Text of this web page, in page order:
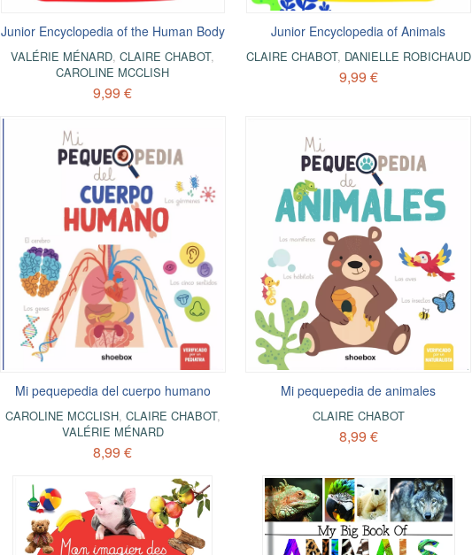
Junior Encyclopedia of the Human Body
VALÉRIE MÉNARD,CLAIRE CHABOT,
CAROLINE MCCLISH
9,99 €
Junior Encyclopedia of Animals
CLAIRE CHABOT, DANIELLE ROBICHAUD
9,99 €
Mi pequepedia del cuerpo humano
CAROLINE MCCLISH, CLAIRE CHABOT,
VALÉRIE MÉNARD
8,99 €
Mi pequepedia de animales
CLAIRE CHABOT
8,99 €